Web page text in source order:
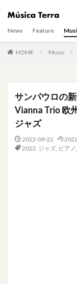
News Feature
HOME Music
サンパウロの
Vianna Trio 欧
ジャズ
2022-09-22
2022, ジャズ, ピアノ,